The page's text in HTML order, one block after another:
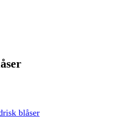
blåser